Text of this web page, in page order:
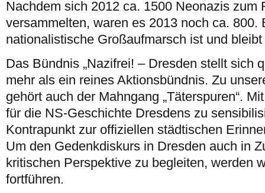
Nachdem sich 2012 ca. 1500 Neonazis zum
versammelten, waren es 2013 noch ca. 800.
nationalistische Großaufmarsch ist und
Das Bündnis „Nazifrei! – Dresden stellt sich
mehr als ein reines Aktionsbündnis. Zu
gehört auch der Mahngang „Täterspuren“.
für die NS-Geschichte Dresdens zu
Kontrapunkt zur offiziellen städtischen
Um den Gedenkdiskurs in Dresden auch in
kritischen Perspektive zu begleiten, werden
fortführen.